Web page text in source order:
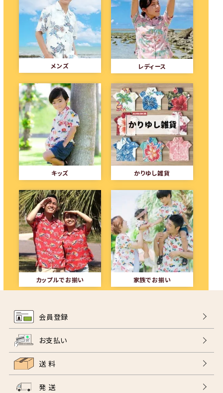
メンズ レディース
キッズ かりゆし雑貨
カップルでお揃い 家族でお揃い
会員登録
お支払い
送 料
発 送